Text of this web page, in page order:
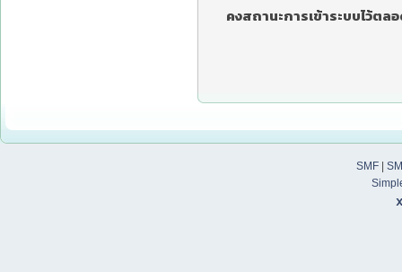
คงสถานะการเข้าระบบไว้ตล
SMF|